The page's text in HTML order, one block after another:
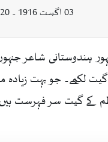
03 اگست 1916 ۔ 20 اپریل 1970
ہندوستانی شاعر
لکھے۔ جو بہت زیادہ
کے گیت سر فہرست